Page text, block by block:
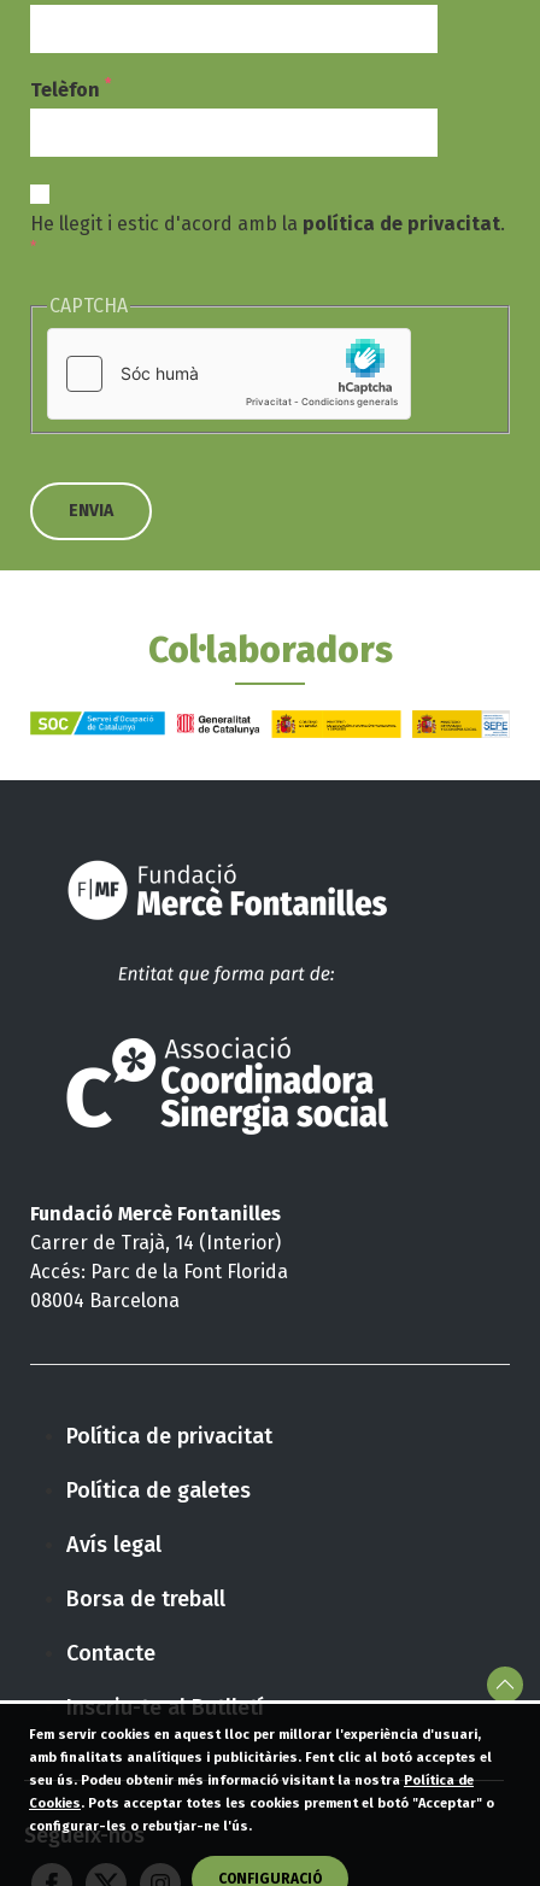
Telèfon *
He llegit i estic d'acord amb la política de privacitat.
*
CAPTCHA
Col·laboradors
Fundació Mercè Fontanilles
Carrer de Trajà, 14 (Interior)
Accés: Parc de la Font Florida
08004 Barcelona
Política de privacitat
Política de galetes
Avís legal
Borsa de treball
Contacte
Inscriu-te al Butlletí
Segueix-nos
Fem servir cookies en aquest lloc per millorar l'experiència d'usuari,
amb finalitats analítiques i publicitàries. Fent clic al botó acceptes el
seu ús. Podeu obtenir més informació visitant la nostraPolítica de
Cookies. Pots acceptar totes les cookies prement el botó "Acceptar" o
configurar-les o rebutjar-ne l'ús.
CONFIGURACIÓ